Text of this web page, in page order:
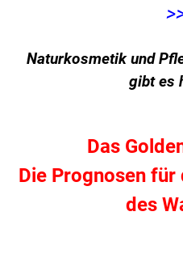
Naturkosmetik und
gibt es
Das
Die Prognosen
des